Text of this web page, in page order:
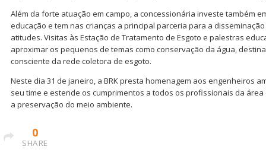
Além da forte atuação em campo, a concessionária investe também
educação e tem nas crianças a principal parceria para a
atitudes. Visitas às Estação de Tratamento de Esgoto e palestras
aproximar os pequenos de temas como conservação da água,
consciente da rede coletora de esgoto.
Neste dia 31 de janeiro, a BRK presta homenagem aos engenheiros
seu time e estende os cumprimentos a todos os profissionais da
a preservação do meio ambiente.
0
SHARE